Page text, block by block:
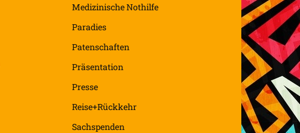
Medizinische Nothilfe
Paradies
Patenschaften
Präsentation
Presse
Reise+Rückkehr
Sachspenden